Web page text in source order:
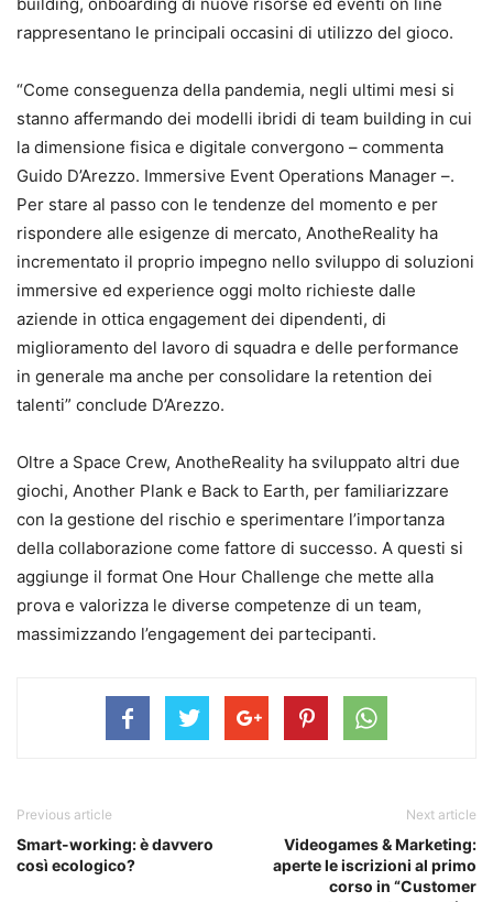
rappresentano le principali occasini di utilizzo del gioco.
“Come conseguenza della pandemia, negli ultimi mesi si
stanno affermando dei modelli ibridi di team building in cui
la dimensione fisica e digitale convergono – commenta
Guido D’Arezzo. Immersive Event Operations Manager –.
Per stare al passo con le tendenze del momento e per
rispondere alle esigenze di mercato, AnotheReality ha
incrementato il proprio impegno nello sviluppo di soluzioni
immersive ed experience oggi molto richieste dalle
aziende in ottica engagement dei dipendenti, di
miglioramento del lavoro di squadra e delle performance
in generale ma anche per consolidare la retention dei
talenti” conclude D’Arezzo.
Oltre a Space Crew, AnotheReality ha sviluppato altri due
giochi, Another Plank e Back to Earth, per familiarizzare
con la gestione del rischio e sperimentare l’importanza
della collaborazione come fattore di successo. A questi si
aggiunge il format One Hour Challenge che mette alla
prova e valorizza le diverse competenze di un team,
massimizzando l’engagement dei partecipanti.
Previous article
Smart-working: è davvero
così ecologico?
Next article
Videogames & Marketing:
aperte le iscrizioni al primo
corso in “Customer